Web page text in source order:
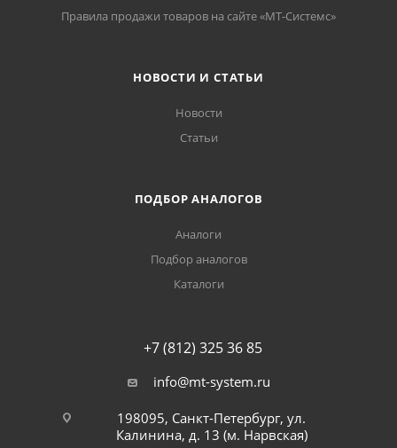
Правила продажи товаров на сайте «МТ-Системс»
НОВОСТИ И СТАТЬИ
Новости
Статьи
ПОДБОР АНАЛОГОВ
Аналоги
Подбор аналогов
Каталоги
+7 (812) 325 36 85
info@mt-system.ru
198095, Санкт-Петербург, ул.
Калинина, д. 13 (м. Нарвская)